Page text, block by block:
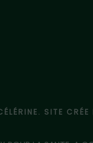
SITE CRÉE